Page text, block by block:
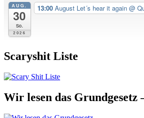
AUG.
30
So.
2026
13:00 August Let´s hear it again @
Scaryshit Liste
Wir lesen das Grundgesetz